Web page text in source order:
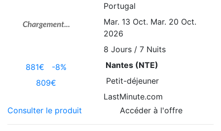
881€ -8%
809€
Portugal
Mar. 13 Oct. Mar. 20 Oct.
2026
8 Jours / 7 Nuits
Nantes (NTE)
Petit-déjeuner
LastMinute.com
Consulter le produit
Accéder à l'offre